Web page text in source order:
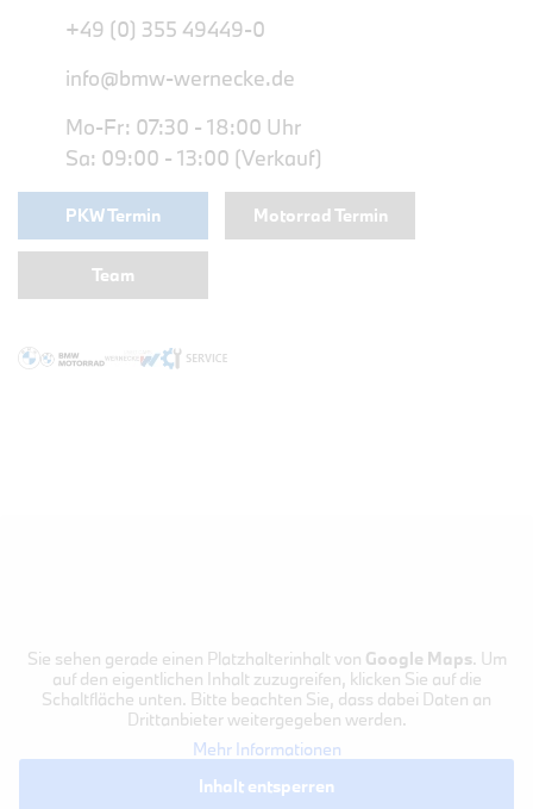
+49 (0) 355 49449-0
info@bmw-wernecke.de
Mo-Fr: 07:30 - 18:00 Uhr
Sa: 09:00 - 13:00 (Verkauf)
PKW Termin Motorrad Termin
Team
Sie sehen gerade einen Platzhalterinhalt von Google Maps. Um
auf den eigentlichen Inhalt zuzugreifen, klicken Sie auf die
Schaltfläche unten. Bitte beachten Sie, dass dabei Daten an
Drittanbieter weitergegeben werden.
Mehr Informationen
Inhalt entsperren